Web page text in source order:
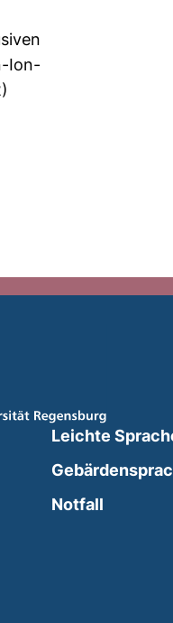
Ion-
a new window)
Leichte
Notfall